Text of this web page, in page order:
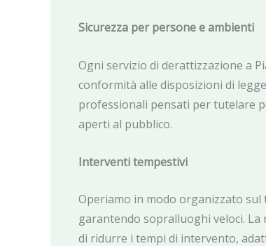
Sicurezza per persone e ambienti
Ogni servizio di derattizzazione a
conformità alle disposizioni di
professionali pensati per tutelare
aperti al pubblico.
Interventi tempestivi
Operiamo in modo organizzato sul
garantendo sopralluoghi veloci.
di ridurre i tempi di intervento,